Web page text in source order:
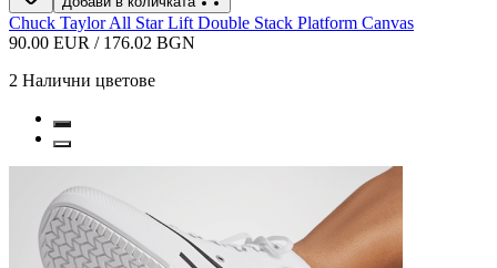
Chuck Taylor All Star Lift Double Stack Platform Canvas
90.00 EUR / 176.02 BGN
2 Налични цветове